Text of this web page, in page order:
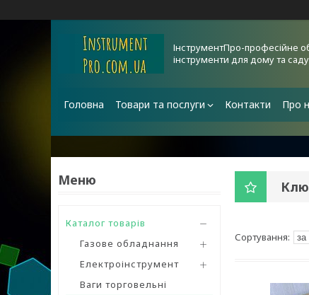
ІнструментПро-професійне
інструменти для дому та саду
Головна Товари та послуги Контакти Про
Каталог товарів
Газове обладнання
Електроінструмент
Ваги торговельні